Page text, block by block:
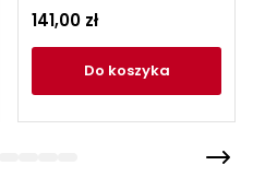
141,00 zł
do koszyka